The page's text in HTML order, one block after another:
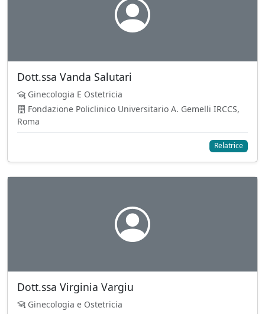
Dott.ssa Vanda Salutari
Ginecologia E Ostetricia
Fondazione Policlinico Universitario A. Gemelli IRCCS,
Roma
Relatrice
Dott.ssa Virginia Vargiu
Ginecologia e Ostetricia